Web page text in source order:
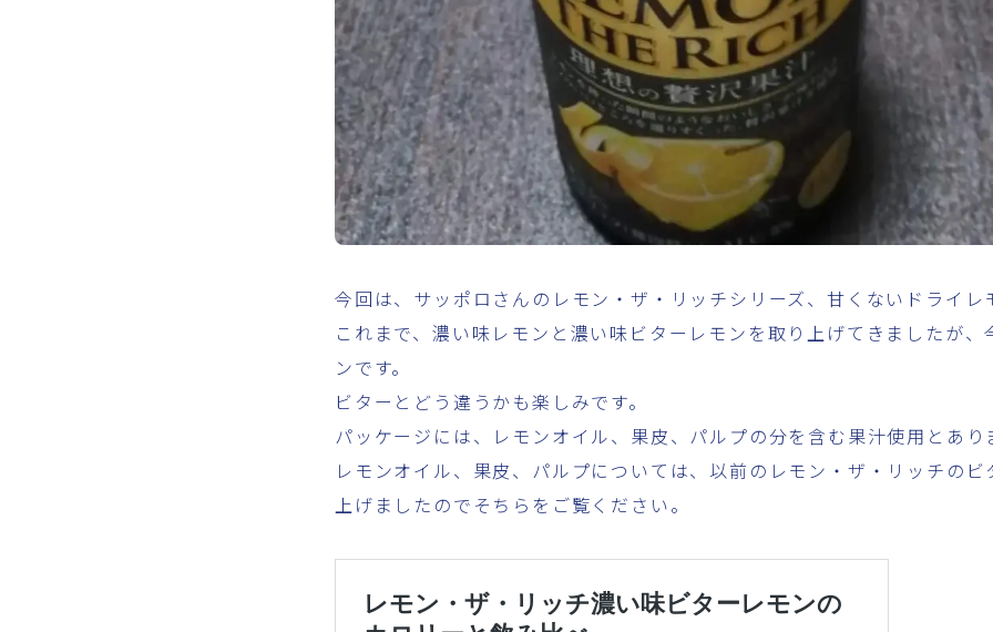
今回は、サッポロさんのレモン・ザ・リッチシリーズ、甘くないドライレ
これまで、濃い味レモンと濃い味ビターレモンを取り上げてきましたが
ンです。
ビターとどう違うかも楽しみです。
パッケージには、レモンオイル、果皮、パルプの分を含む果汁使用とあり
レモンオイル、果皮、パルプについては、以前のレモン・ザ・リッチの
上げましたのでそちらをご覧ください。